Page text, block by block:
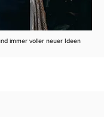
immer voller neuer Ideen